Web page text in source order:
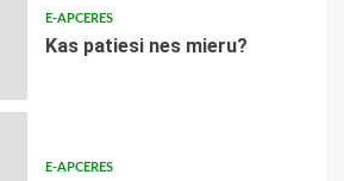
E-APCERES
​Kas patiesi nes mieru?
E-APCERES